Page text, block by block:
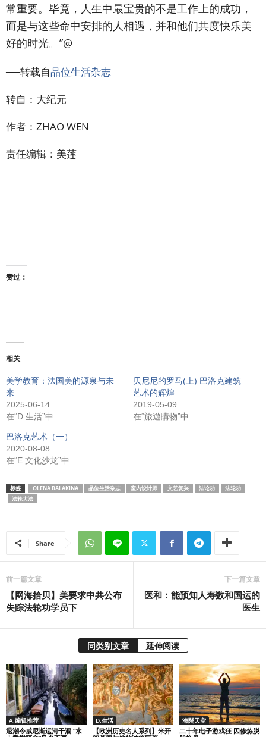
常重要。毕竟，人生中最宝贵的不是工作上的成功，
而是与这些命中安排的人相遇，并和他们共度快乐美
好的时光。”@
──转载自品位生活杂志
转自：大纪元
作者：ZHAO WEN
责任编辑：美莲
赞过：
相关
美学教育：法国美的源泉与未
来
2025-06-14
在“D.生活”中
贝尼尼的罗马(上) 巴洛克建筑
艺术的辉煌
2019-05-09
在“旅遊購物”中
巴洛克艺术（一）
2020-08-08
在“E.文化沙龙”中
标签 OLENA BALAKINA 品位生活杂志 室内设计师 文艺复兴 法论功
法轮功
法轮大法
Share
前一篇文章
【网海拾贝】美要求中共公布
失踪法轮功学员下
下一篇文章
医和：能预知人寿数和国运的
医生
同类别文章 延伸阅读
A.编辑推荐
退潮令威尼斯运河干涸 “水
D.生活
【欧洲历史名人系列】米开
海闊天空
二十年电子游戏狂 因修炼脱